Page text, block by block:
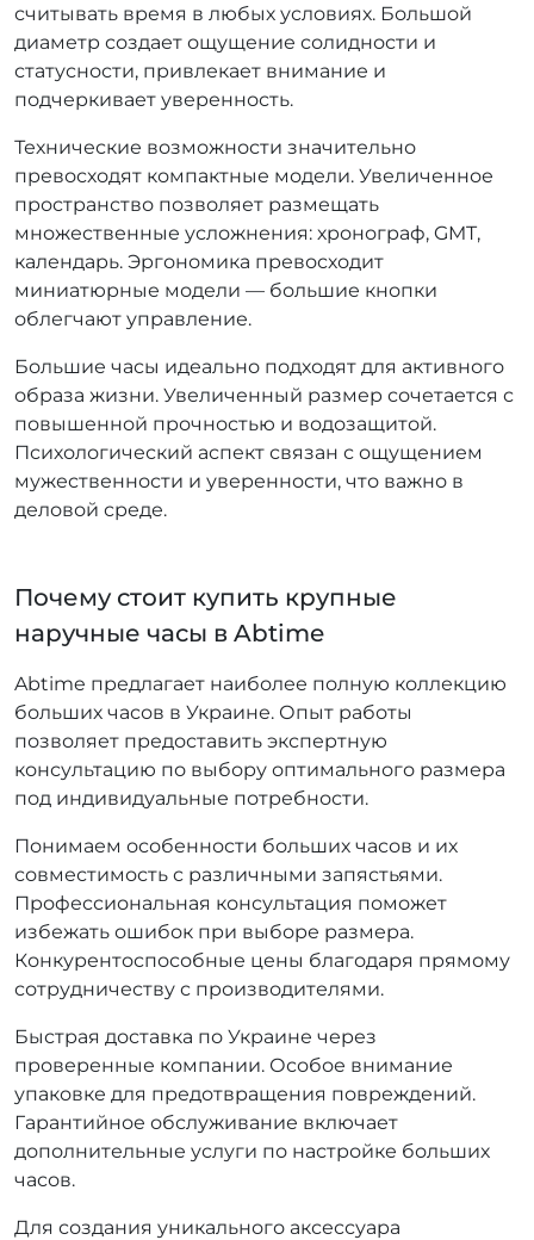
считывать время в любых условиях. Большой
диаметр создает ощущение солидности и
статусности, привлекает внимание и
подчеркивает уверенность.
Технические возможности значительно
превосходят компактные модели. Увеличенное
пространство позволяет размещать
множественные усложнения: хронограф, GMT,
календарь. Эргономика превосходит
миниатюрные модели — большие кнопки
облегчают управление.
Большие часы идеально подходят для активного
образа жизни. Увеличенный размер сочетается с
повышенной прочностью и водозащитой.
Психологический аспект связан с ощущением
мужественности и уверенности, что важно в
деловой среде.
Почему стоит купить крупные
наручные часы в Abtime
Abtime предлагает наиболее полную коллекцию
больших часов в Украине. Опыт работы
позволяет предоставить экспертную
консультацию по выбору оптимального размера
под индивидуальные потребности.
Понимаем особенности больших часов и их
совместимость с различными запястьями.
Профессиональная консультация поможет
избежать ошибок при выборе размера.
Конкурентоспособные цены благодаря прямому
сотрудничеству с производителями.
Быстрая доставка по Украине через
проверенные компании. Особое внимание
упаковке для предотвращения повреждений.
Гарантийное обслуживание включает
дополнительные услуги по настройке больших
часов.
Для создания уникального аксессуара